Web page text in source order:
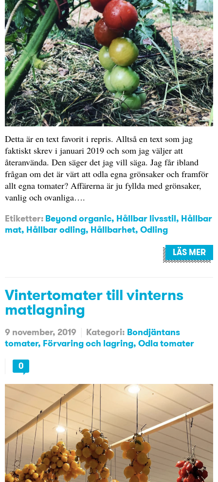
Detta är en text favorit i repris. Alltså en text som jag
faktiskt skrev i januari 2019 och som jag väljer att
återanvända. Den säger det jag vill säga. Jag får ibland
frågan om det är värt att odla egna grönsaker och framför
allt egna tomater? Affärerna är ju fyllda med grönsaker,
vanlig och ovanliga….
Etiketter: Beyond organic, Hållbar livsstil, Hållbar
mat, Hållbar odling, Hållbarhet, Odling
LÄS MER
Vintertomater till vinterns
matlagning
9 november, 2019 Kategori: Bondjäntans
tomater Förvaring och lagring Odla tomater
0